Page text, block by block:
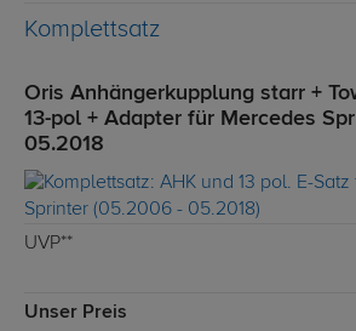
Komplettsatz
Oris Anhängerkupplung starr +
13-pol + Adapter für Mercedes
05.2018
UVP**
Unser Preis